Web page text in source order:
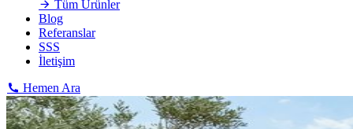
Tüm Ürünler
Blog
Referanslar
SSS
İletişim
Hemen Ara